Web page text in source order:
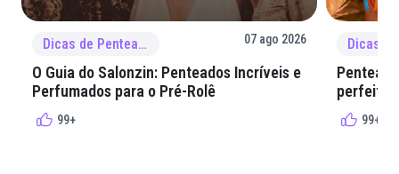
Dicas de Penteado 07 ago 2026
O Guia do Salonzin: Penteados Incríveis e
Perfumados para o Pré-Rolê
99+
perfeita
99+